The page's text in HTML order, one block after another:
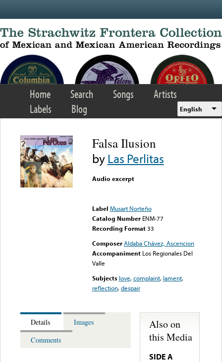
Home Search Songs
Artists
Labels
Blog English
Falsa Ilusion
byLas Perlitas
Audio excerpt
Label Musart Norteño
Catalog Number ENM-77
Recording Format33
Composer Aldaba Chávez, Ascencion
Accompaniment Los Regionales Del
Valle
Subjects love,complaint, lament,
reflection,despair
Details
Images
Comments
Also on
this Media
SIDE A